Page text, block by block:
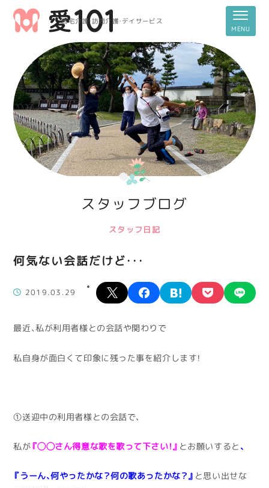
居宅介護・訪問介護・デイサービス
スタッフブログ
スタッフ日記
何気ない会話だけど・・・
2019.03.29
X facebookhatena pocket
最近、私が利用者様との会話や関わりで
私自身が面白くて印象に残った事を紹介します！
①送迎中の利用者様との会話で、
私が 『◯◯さん得意な歌を歌って下さい！』 とお願いすると 、
『うーん、何やったかな？何の歌あったかな？』 と思い出せな